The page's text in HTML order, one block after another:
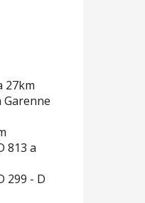
27km
813 a
299 - D